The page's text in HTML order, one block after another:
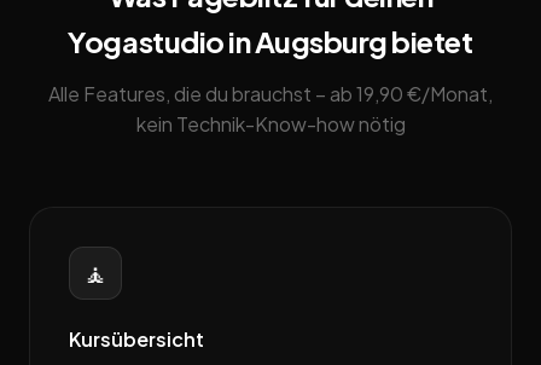
Yogastudio in Augsburg bietet
Alle Features, die du brauchst – ab 19,90 €/Monat,
kein Technik-Know-how nötig
🧘
Kursübersicht